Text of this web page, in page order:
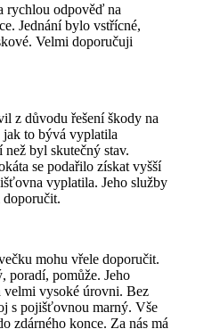
rychlou odpověď na
Jednání bylo vstřícné,
Velmi doporučuji
z důvodu řešení škody na
to bývá vyplatila
byl skutečný stav.
se podařilo získat vyšší
vyplatila. Jeho služby
doporučit.
mohu vřele doporučit.
poradí, pomůže. Jeho
velmi vysoké úrovni. Bez
s pojišťovnou marný. Vše
zdárného konce. Za nás má